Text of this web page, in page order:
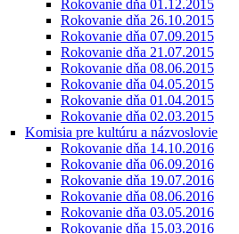
Rokovanie dňa 01.12.2015
Rokovanie dňa 26.10.2015
Rokovanie dňa 07.09.2015
Rokovanie dňa 21.07.2015
Rokovanie dňa 08.06.2015
Rokovanie dňa 04.05.2015
Rokovanie dňa 01.04.2015
Rokovanie dňa 02.03.2015
Komisia pre kultúru a názvoslovie
Rokovanie dňa 14.10.2016
Rokovanie dňa 06.09.2016
Rokovanie dňa 19.07.2016
Rokovanie dňa 08.06.2016
Rokovanie dňa 03.05.2016
Rokovanie dňa 15.03.2016